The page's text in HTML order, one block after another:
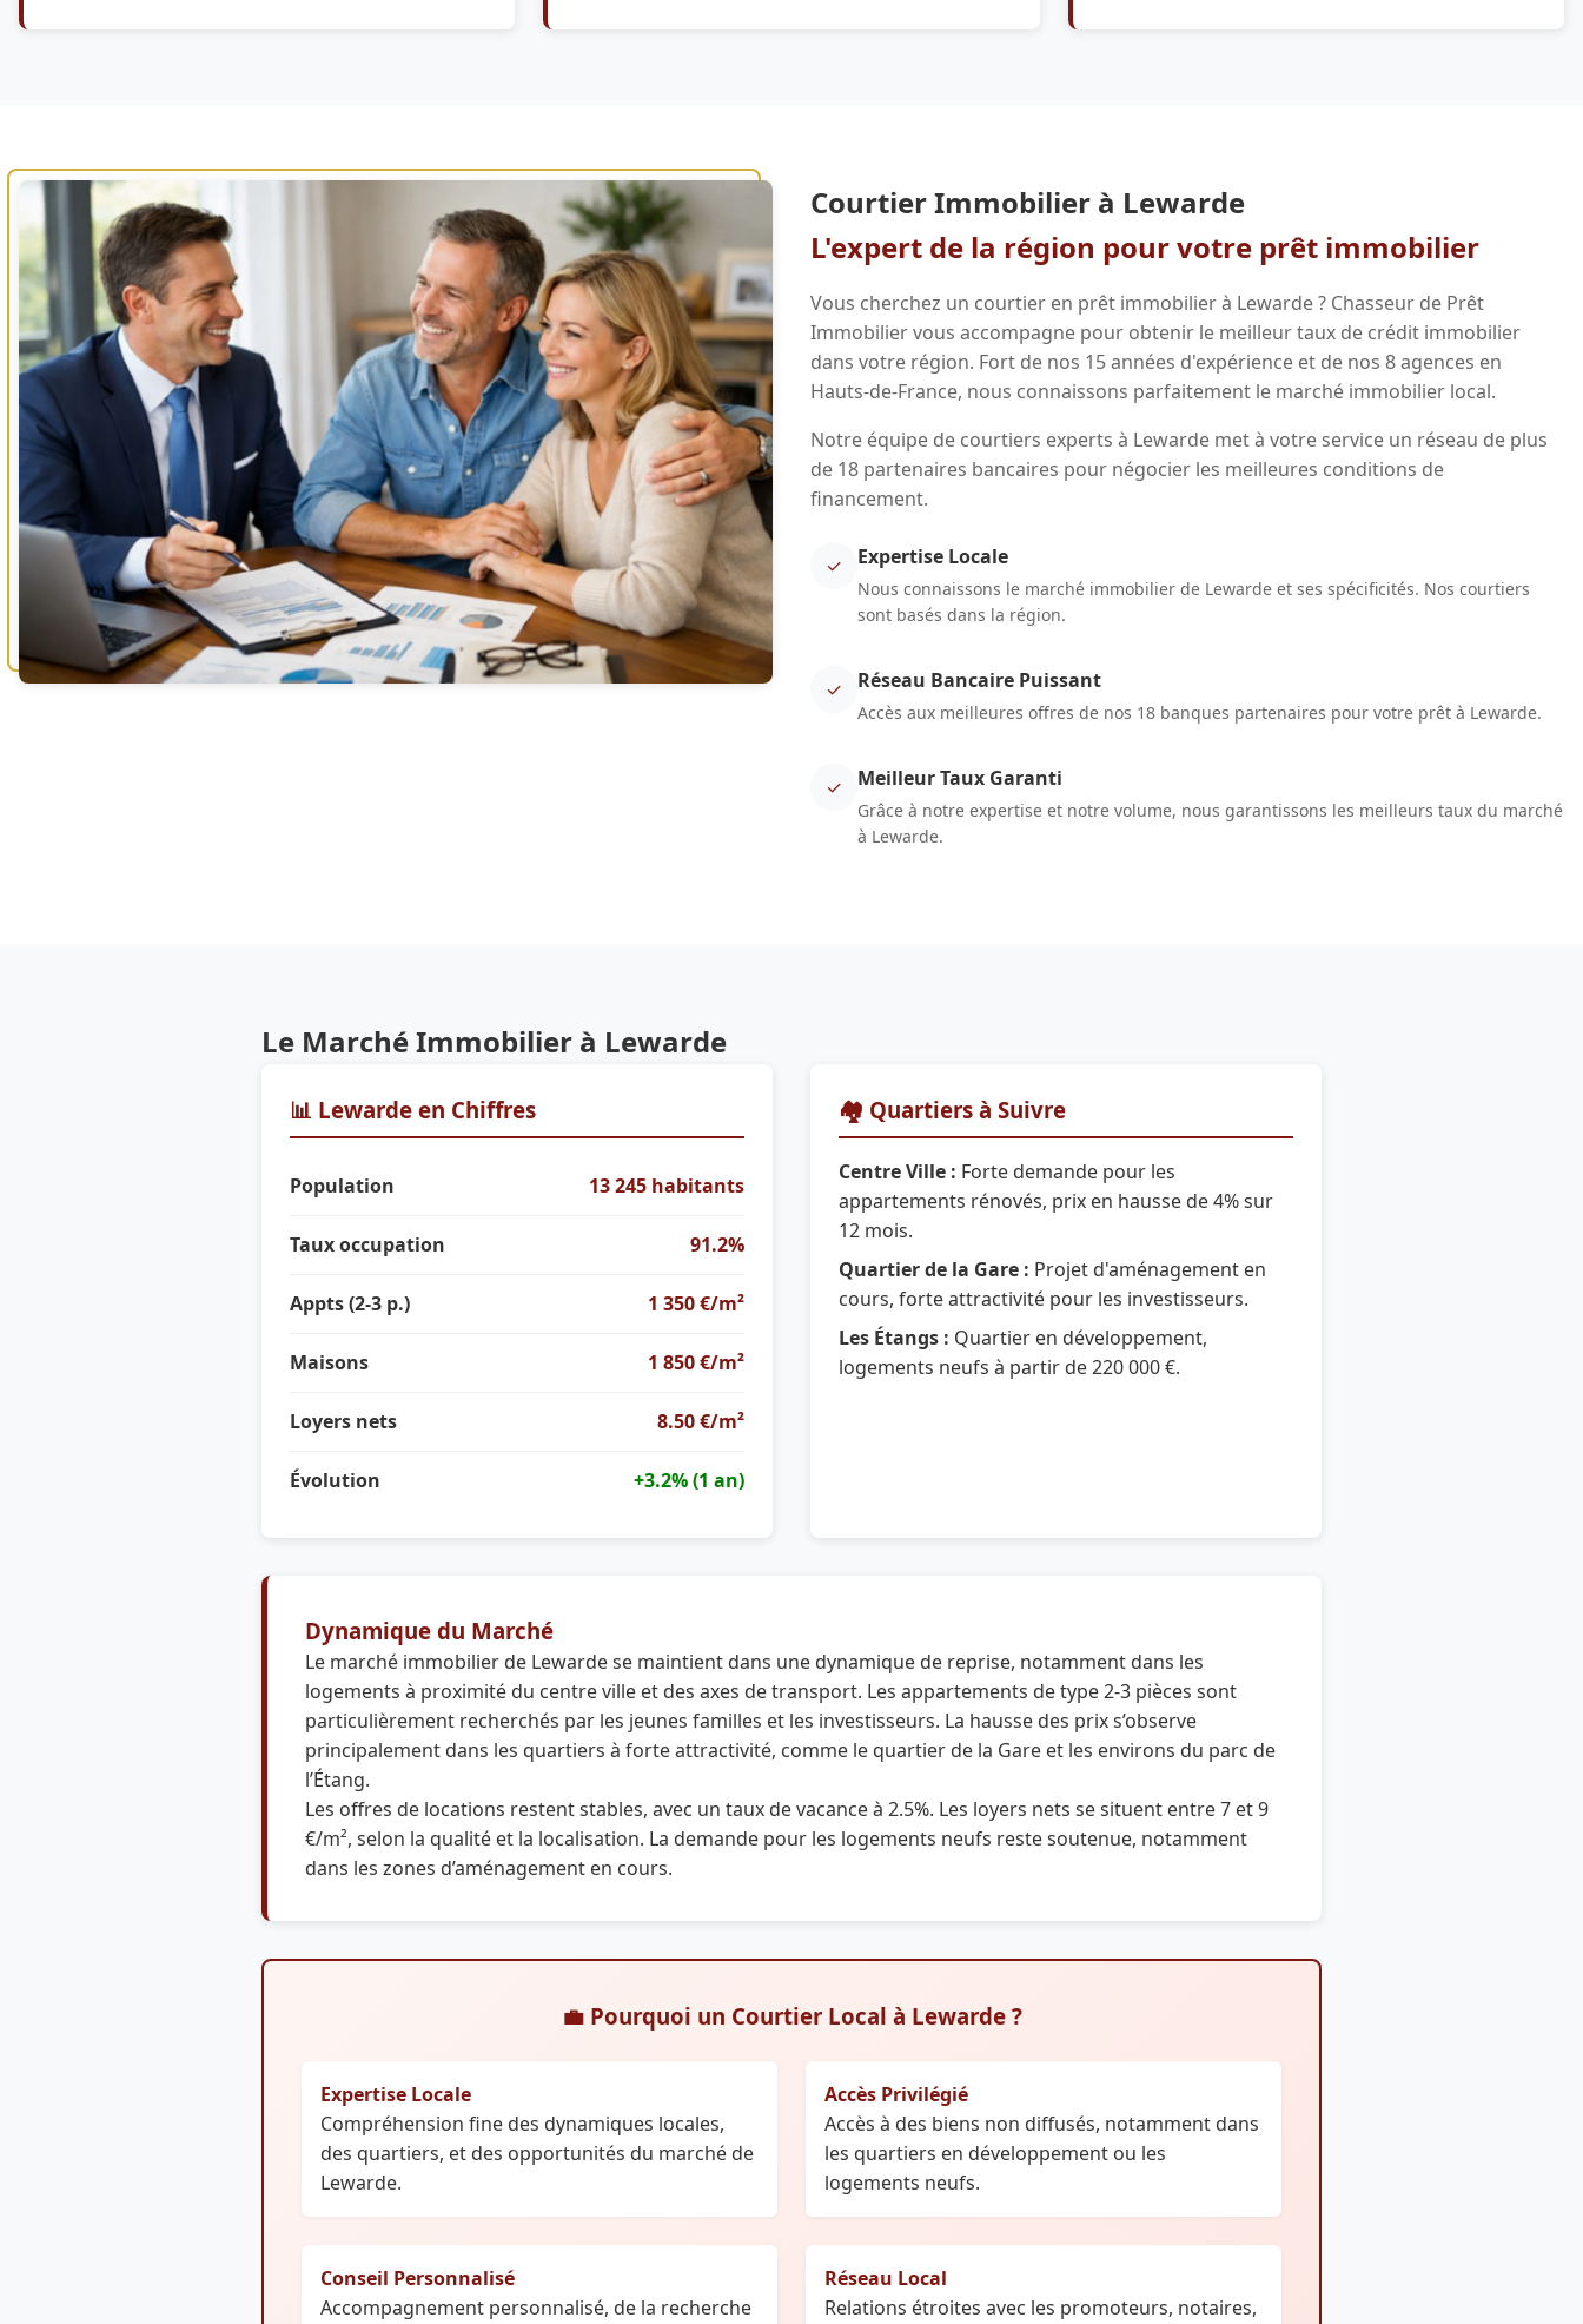
Courtier Immobilier à Lewarde
L'expert de la région pour votre prêt immobilier
Vous cherchez un courtier en prêt immobilier à Lewarde ? Chasseur de Prêt
Immobilier vous accompagne pour obtenir le meilleur taux de crédit immobilier
dans votre région. Fort de nos 15 années d'expérience et de nos 8 agences en
Hauts-de-France, nous connaissons parfaitement le marché immobilier local.
Notre équipe de courtiers experts à Lewarde met à votre service un réseau de plus
de 18 partenaires bancaires pour négocier les meilleures conditions de
financement.
✓ Expertise Locale
Nous connaissons le marché immobilier de Lewarde et ses spécificités. Nos courtiers
sont basés dans la région.
✓ Réseau Bancaire Puissant
Accès aux meilleures offres de nos 18 banques partenaires pour votre prêt à Lewarde.
✓ Meilleur Taux Garanti
Grâce à notre expertise et notre volume, nous garantissons les meilleurs taux du marché
à Lewarde.
Le Marché Immobilier à Lewarde
📊 Lewarde en Chiffres
Population 13 245 habitants
Taux occupation 91.2%
Appts (2-3 p.) 1 350 €/m²
Maisons 1 850 €/m²
Loyers nets 8.50 €/m²
Évolution +3.2% (1 an)
🏘️ Quartiers à Suivre
Centre Ville : Forte demande pour les
appartements rénovés, prix en hausse de 4% sur
12 mois.
Quartier de la Gare : Projet d'aménagement en
cours, forte attractivité pour les investisseurs.
Les Étangs : Quartier en développement,
logements neufs à partir de 220 000 €.
Dynamique du Marché
Le marché immobilier de Lewarde se maintient dans une dynamique de reprise, notamment dans les
logements à proximité du centre ville et des axes de transport. Les appartements de type 2-3 pièces sont
particulièrement recherchés par les jeunes familles et les investisseurs. La hausse des prix s’observe
principalement dans les quartiers à forte attractivité, comme le quartier de la Gare et les environs du parc de
l’Étang.
Les offres de locations restent stables, avec un taux de vacance à 2.5%. Les loyers nets se situent entre 7 et 9
€/m², selon la qualité et la localisation. La demande pour les logements neufs reste soutenue, notamment
dans les zones d’aménagement en cours.
💼 Pourquoi un Courtier Local à Lewarde ?
Expertise Locale
Compréhension fine des dynamiques locales,
des quartiers, et des opportunités du marché de
Lewarde.
Accès Privilégié
Accès à des biens non diffusés, notamment dans
les quartiers en développement ou les
logements neufs.
Conseil Personnalisé
Accompagnement personnalisé, de la recherche
Réseau Local
Relations étroites avec les promoteurs, notaires,